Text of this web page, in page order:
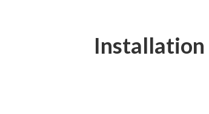
Installation